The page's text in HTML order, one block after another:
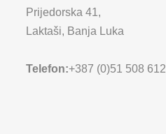
Prijedorska 41,
Laktaši, Banja Luka
Telefon:+387 (0)51 508 612